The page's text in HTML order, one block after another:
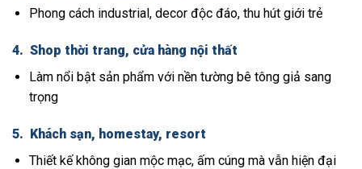
Phong cách industrial, decor độc đáo, thu hút giới trẻ
4. Shop thời trang, cửa hàng nội thất
Làm nổi bật sản phẩm với nền tường bê tông giả sang
trọng
5. Khách sạn, homestay, resort
Thiết kế không gian mộc mạc, ấm cúng mà vẫn hiện đại